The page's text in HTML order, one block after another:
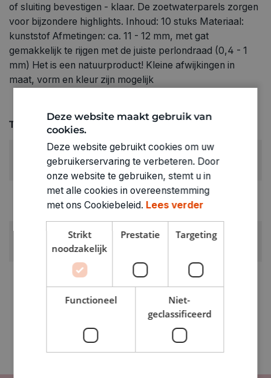
of sluiting bevestigen - klaar. De zoetwaterparels zorgen
voor bijzondere highlights. Inhoud: 10 stuks Materiaal:
kunststof Afmetingen: ca. 11 - 12 mm, met gat
gemakkelijk te rijgen met de juiste perlondraad (0,4 - 1
mm) Het is een natuurproduct! Kleine afwijkingen in
maat, vorm en kleur zijn mogelijk
Technische specificaties
RUBRIEK:
Andere kralen
GEWICHT
ARTIKELNUMMER
Deze website maakt gebruik van
cookies.
Deze website gebruikt cookies om uw
gebruikerservaring te verbeteren. Door
onze website te gebruiken, stemt u in
met alle cookies in overeenstemming
met ons Cookiebeleid. Lees verder
Strikt
noodzakelijk
Prestatie Targeting
Functioneel
Niet-
geclassificeerd